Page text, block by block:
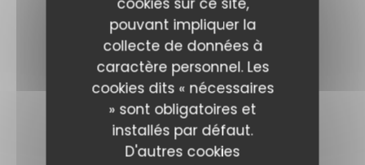
pouvant impliquer la
collecte de données à
caractère personnel. Les
cookies dits « nécessaires
» sont obligatoires et
installés par défaut.
D'autres cookies